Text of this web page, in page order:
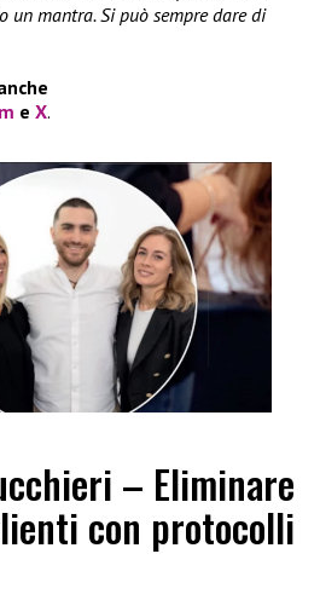
un mantra. Si può sempre dare di
e X.
– Eliminare
con protocolli